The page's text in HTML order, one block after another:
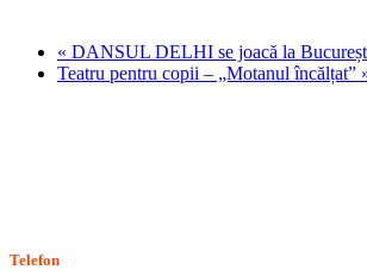
« DANSUL DELHI se joacă la
Teatru pentru copii – „Motanul încălțat”
Telefon